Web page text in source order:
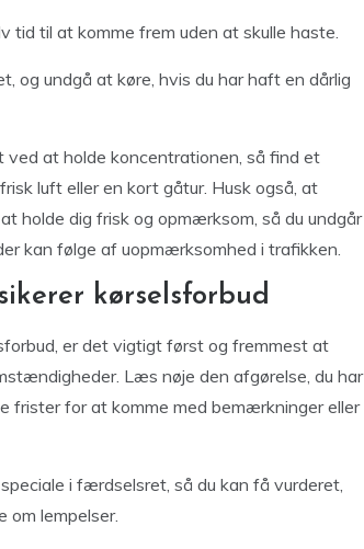
tid til at komme frem uden at skulle haste.
undgå at køre, hvis du har haft en dårlig
at holde koncentrationen, så find et
luft eller en kort gåtur. Husk også, at
holde dig frisk og opmærksom, så du undgår
kan følge af uopmærksomhed i trafikken.
kørselsforbud
er det vigtigt først og fremmest at
Læs nøje den afgørelse, du har
for at komme med bemærkninger eller
i færdselsret, så du kan få vurderet,
om lempelser.